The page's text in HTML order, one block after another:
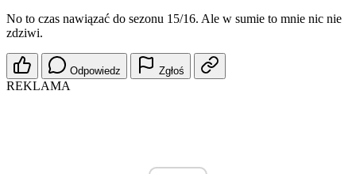
No to czas nawiązać do sezonu 15/16. Ale w sumie to mnie nic nie
zdziwi.
Odpowiedz Zgłoś
REKLAMA